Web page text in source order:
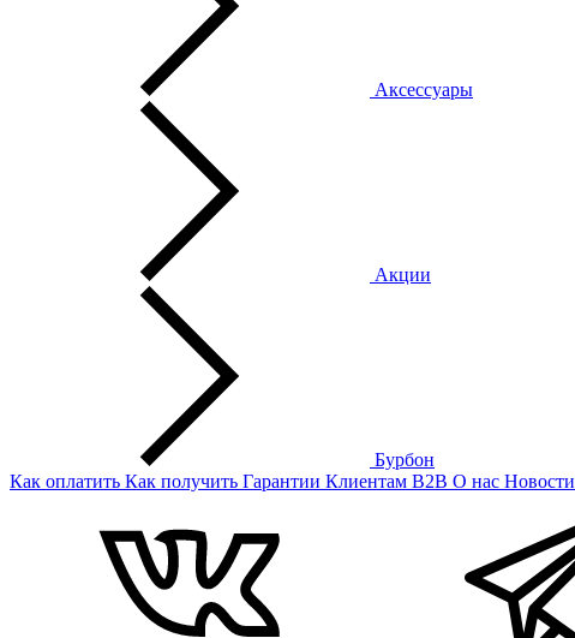
Аксессуары
Акции
Бурбон
Как оплатить Как получить Гарантии Клиентам B2B О нас Новости